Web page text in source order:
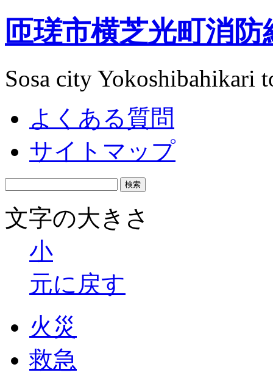
匝瑳市横芝光町消防
Sosa city Yokoshibahikari
よくある質問
サイトマップ
文字の大きさ
小
元に戻す
火災
救急